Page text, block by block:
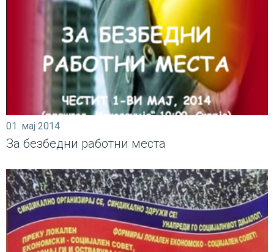
01. мај 2014
За безбедни работни места